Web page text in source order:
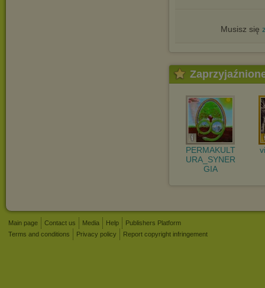
Musisz się
PERMAKULT
URA_SYNER
GIA
Main page Contact us Media Help
Publishers Platform
Terms and conditions
Privacy policy Report copyright infringement